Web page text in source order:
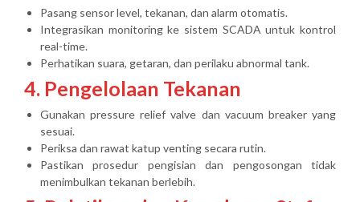
Pasang sensor level, tekanan, dan alarm otomatis.
Integrasikan monitoring ke sistem SCADA untuk kontrol
real-time.
Perhatikan suara, getaran, dan perilaku abnormal tank.
4. Pengelolaan Tekanan
Gunakan pressure relief valve dan vacuum breaker yang
sesuai.
Periksa dan rawat katup venting secara rutin.
Pastikan prosedur pengisian dan pengosongan tidak
menimbulkan tekanan berlebih.